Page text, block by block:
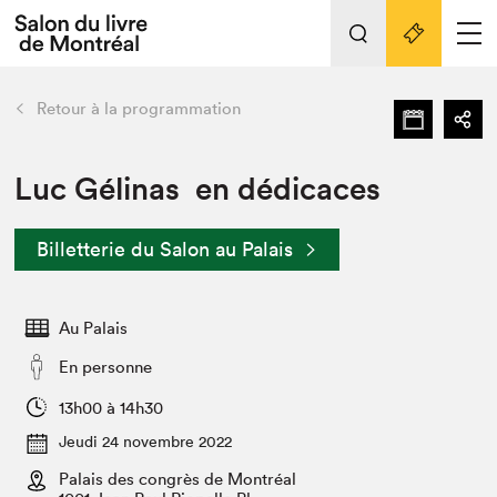
Espace médias
Espace exposant⋅e⋅s
Tout sur l'édition 2022
Actualités
Vidéos et Balados
Club de lecture Braindate
retour Nos activités
Édition 2022
Nous connaître
Projets partenaires 2022
Archives
Liens pratiques
Retour à la programmation
Luc Gélinas en dédicaces
Billetterie du Salon au Palais
Au Palais
En personne
13h00 à 14h30
Jeudi 24 novembre 2022
Palais des congrès de Montréal